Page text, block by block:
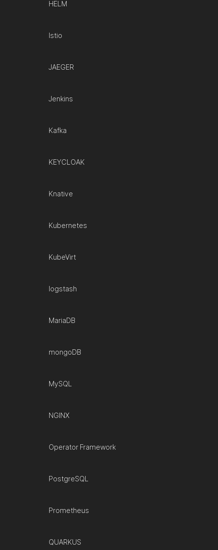
HELM
Istio
JAEGER
Jenkins
Kafka
KEYCLOAK
Knative
Kubernetes
KubeVirt
logstash
MariaDB
mongoDB
MySQL
NGINX
Operator Framework
PostgreSQL
Prometheus
QUARKUS